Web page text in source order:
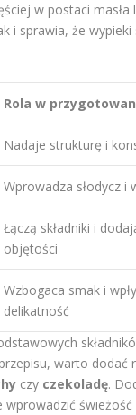
w postaci masła
i sprawia, że wypieki
Rola w
Nadaje strukturę i
Wprowadza słodycz i
Łączą składniki i
objętości
Wzbogaca smak i
delikatność
warto dodać
czy czekoladę.
świeżość